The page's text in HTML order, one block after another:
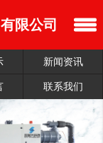
限公司
新闻资讯
联系我们